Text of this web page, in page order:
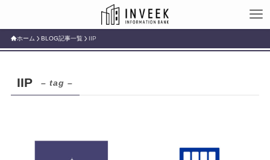
ホーム BLOG記事一覧 IIP
IIP – tag –